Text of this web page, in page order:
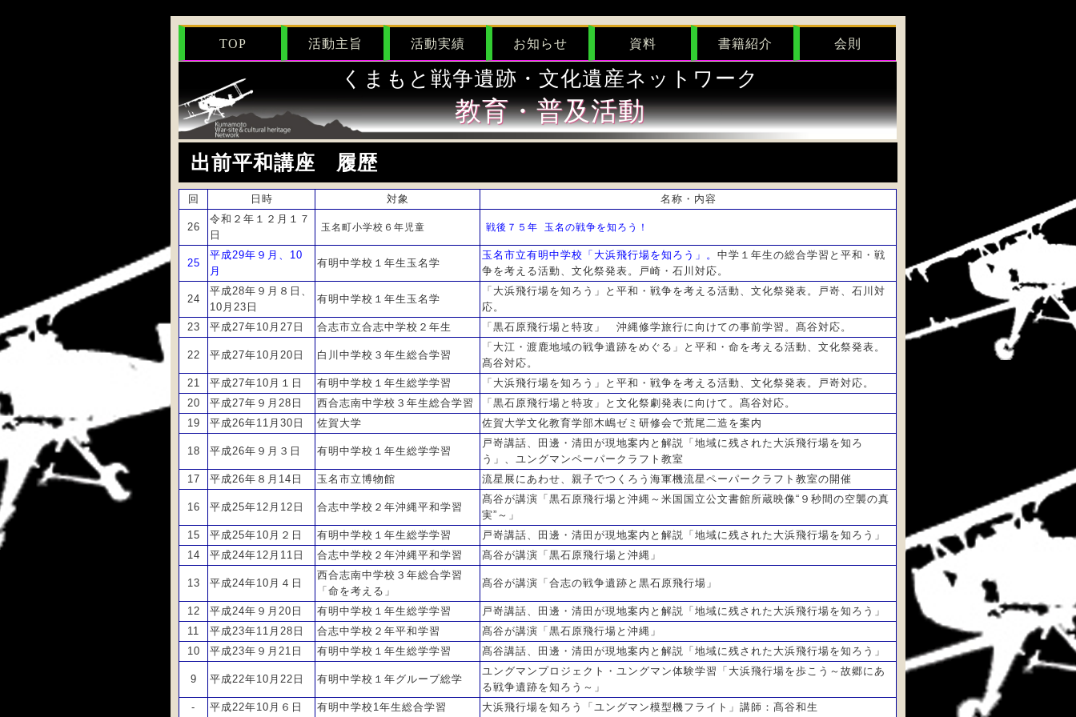
TOP 活動主旨 活動実績 お知らせ 資料 書籍紹介 会則
くまもと戦争遺跡・文化遺産ネットワーク
教育・普及活動
出前平和講座 履歴
回 日時 対象 名称・内容
26
令和２年１２月１７
日
玉名町小学校６年児童 戦後７５年 玉名の戦争を知ろう！
25
平成29年９月、10
月
有明中学校１年生玉名学
玉名市立有明中学校「大浜飛行場を知ろう」。 中学１年生の総合学習と平和・戦
争を考える活動、文化祭発表。戸崎・石川対応。
24
平成28年９月８日、
10月23日
有明中学校１年生玉名学
「大浜飛行場を知ろう」と平和・戦争を考える活動、文化祭発表。戸嵜、石川対
応。
23
平成27年10月27日 合志市立合志中学校２年生 「黒石原飛行場と特攻」 沖縄修学旅行に向けての事前学習。髙谷対応。
22 平成27年10月20日 白川中学校３年生総合学習
「大江・渡鹿地域の戦争遺跡をめぐる」と平和・命を考える活動、文化祭発表。
髙谷対応。
21
平成27年10月１日 有明中学校１年生総学学習
「大浜飛行場を知ろう」と平和・戦争を考える活動、文化祭発表。戸嵜対応。
20
平成27年９月28日 西合志南中学校３年生総合学習
「黒石原飛行場と特攻」と文化祭劇発表に向けて。髙谷対応。
19
平成26年11月30日 佐賀大学 佐賀大学文化教育学部木嶋ゼミ研修会で荒尾二造を案内
18 平成26年９月３日 有明中学校１年生総学学習
戸嵜講話、田邊・清田が現地案内と解説「地域に残された大浜飛行場を知ろ
う」、ユングマンペーパークラフト教室
17
平成26年８月14日 玉名市立博物館 流星展にあわせ、親子でつくろう海軍機流星ペーパークラフト教室の開催
16 平成25年12月12日 合志中学校２年沖縄平和学習
髙谷が講演「黒石原飛行場と沖縄～米国国立公文書館所蔵映像“９秒間の空襲の真
実”～」
15
平成25年10月２日 有明中学校１年生総学学習
戸嵜講話、田邊・清田が現地案内と解説「地域に残された大浜飛行場を知ろう」
14
平成24年12月11日 合志中学校２年沖縄平和学習 髙谷が講演「黒石原飛行場と沖縄」
13 平成24年10月４日
西合志南中学校３年総合学習
「命を考える」
髙谷が講演「合志の戦争遺跡と黒石原飛行場」
12 平成24年９月20日 有明中学校１年生総学学習
戸嵜講話、田邊・清田が現地案内と解説「地域に残された大浜飛行場を知ろう」
11
平成23年11月28日 合志中学校２年平和学習
髙谷が講演「黒石原飛行場と沖縄」
10
平成23年９月21日 有明中学校１年生総学学習 髙谷講話、田邊・清田が現地案内と解説「地域に残された大浜飛行場を知ろう」
9 平成22年10月22日 有明中学校１年グループ総学
ユングマンプロジェクト・ユングマン体験学習「大浜飛行場を歩こう～故郷にあ
る戦争遺跡を知ろう～」
-
平成22年10月６日 有明中学校1年生総合学習 大浜飛行場を知ろう「ユングマン模型機フライト」講師：髙谷和生